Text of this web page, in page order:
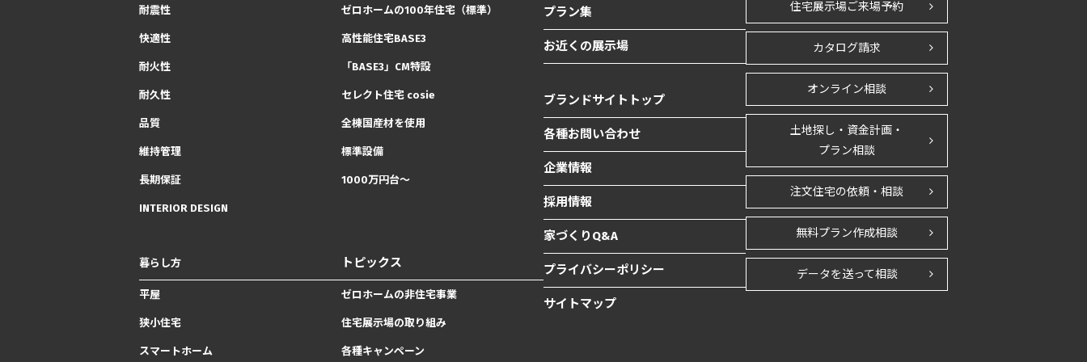
耐震性
快適性
耐火性
耐久性
品質
維持管理
長期保証
INTERIOR DESIGN
ゼロホームの100年住宅（標準）
高性能住宅BASE3
「BASE3」CM特設
セレクト住宅 cosie
全棟国産材を使用
標準設備
1000万円台〜
暮らし方
平屋
狭小住宅
スマートホーム
トピックス
ゼロホームの非住宅事業
住宅展示場の取り組み
各種キャンペーン
プラン集
お近くの展示場
ブランドサイトトップ
各種お問い合わせ
企業情報
採用情報
家づくりQ&A
プライバシーポリシー
サイトマップ
住宅展示場ご来場予約
カタログ請求
オンライン相談
土地探し・資金計画・
プラン相談
注文住宅の依頼・相談
無料プラン作成相談
データを送って相談